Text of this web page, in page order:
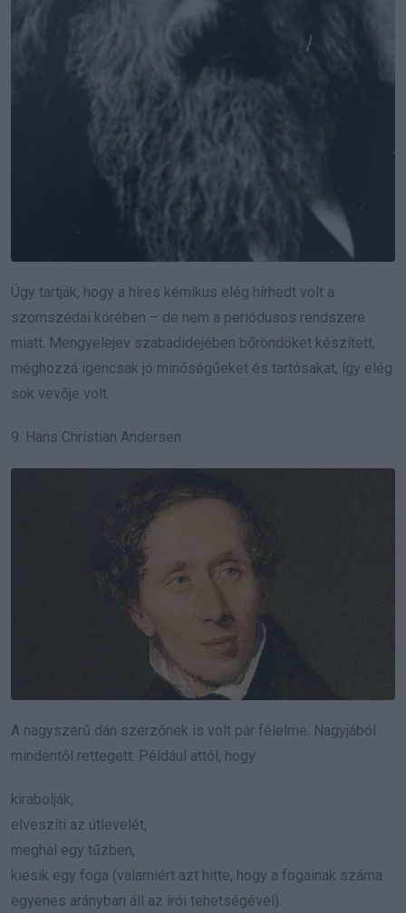
Úgy tartják, hogy a híres kémikus elég hírhedt volt a
szomszédai körében – de nem a periódusos rendszere
miatt. Mengyelejev szabadidejében bőröndöket készített,
méghozzá igencsak jó minőségűeket és tartósakat, így elég
sok vevője volt.
9. Hans Christian Andersen
A nagyszerű dán szerzőnek is volt pár félelme. Nagyjából
mindentől rettegett. Például attól, hogy
kirabolják,
elveszíti az útlevelét,
meghal egy tűzben,
kiesik egy foga (valamiért azt hitte, hogy a fogainak száma
egyenes arányban áll az írói tehetségével).